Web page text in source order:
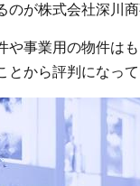
のが株式会社深川商
や事業用の物件は
とから評判になって